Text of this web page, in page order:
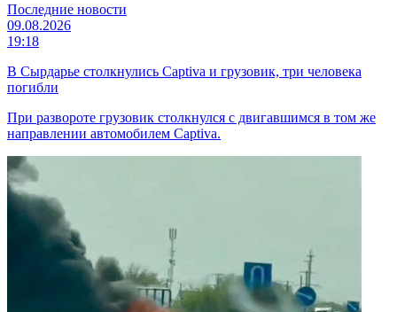
Последние новости
09.08.2026
19:18
В Сырдарье столкнулись Captiva и грузовик, три человека
погибли
При развороте грузовик столкнулся с двигавшимся в том же
направлении автомобилем Captiva.